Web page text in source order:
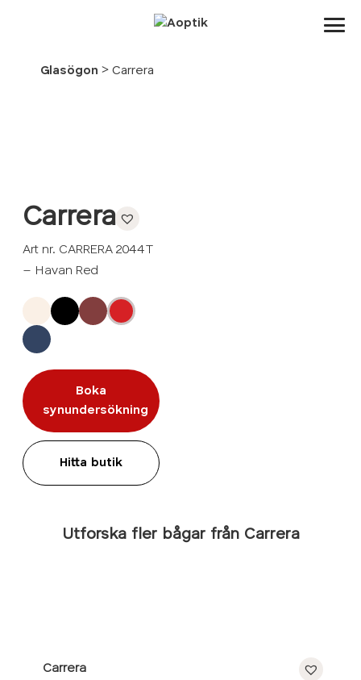
Aoptik
Glasögon > Carrera
Carrera
Art nr. CARRERA 2044T
– Havan Red
Boka
synundersökning
Hitta butik
Utforska fler bågar från Carrera
Carrera